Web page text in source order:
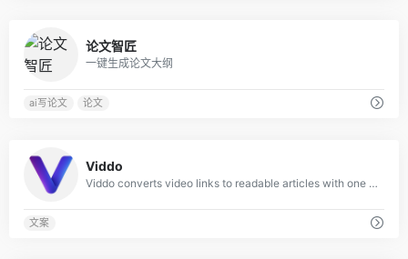
论文智匠
一键生成论文大纲
ai写论文 论文
Viddo
Viddo converts video links to readable articles with one click. Support for TikT
文案